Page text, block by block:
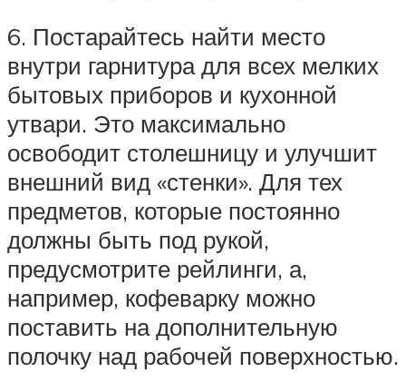
6. Постарайтесь найти место
внутри гарнитура для всех мелких
бытовых приборов и кухонной
утвари. Это максимально
освободит столешницу и улучшит
внешний вид «стенки». Для тех
предметов, которые постоянно
должны быть под рукой,
предусмотрите рейлинги, а,
например, кофеварку можно
поставить на дополнительную
полочку над рабочей поверхностью.